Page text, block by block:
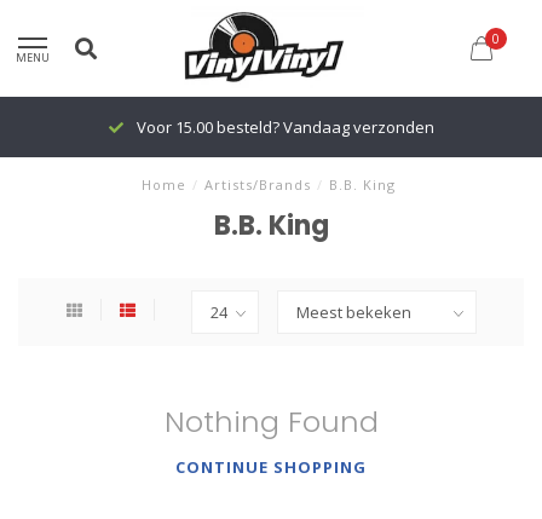
MENU
0
Voor 15.00 besteld? Vandaag verzonden
Home / Artists/Brands / B.B. King
B.B. King
Nothing Found
CONTINUE SHOPPING